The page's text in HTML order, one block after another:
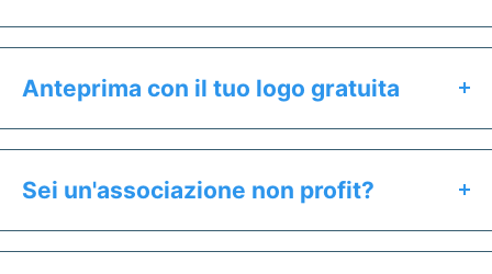
Anteprima con il tuo logo gratuita
Clicca il pulsante "Preventivo & Anteprima" per:
Calcolare il prezzo esatto del prodotto
Salvare un preventivo
Sei un'associazione non profit?
Se sei un'associazione non profit hai diritto a prezzi